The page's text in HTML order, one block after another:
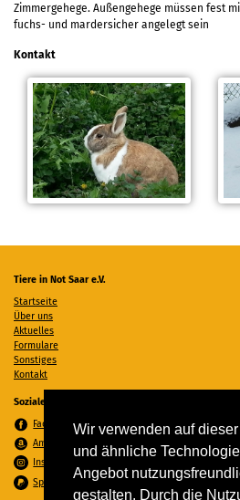
Wir verwenden auf
und ähnliche
Angebot
gestalten. Durch die
Zimmergehege. Außengehege müssen fest
fuchs- und mardersicher angelegt sein
Kontakt
Tiere in Not Saar e.V.
Startseite
Über uns
Aktuelles
Formulare
Sonstiges
Kontakt
Soziale Medien
Facebook
Amazon Wunschzettel
Instagram
Spenden per PayPal